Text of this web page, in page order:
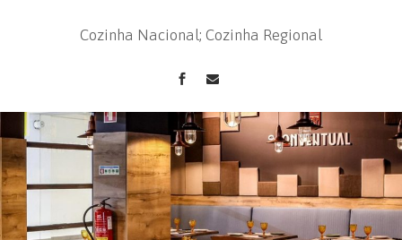
Cozinha Nacional; Cozinha Regional